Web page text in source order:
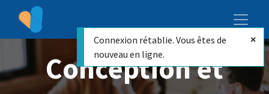
Conception et
Connexion rétablie. Vous êtes de
nouveau en ligne.